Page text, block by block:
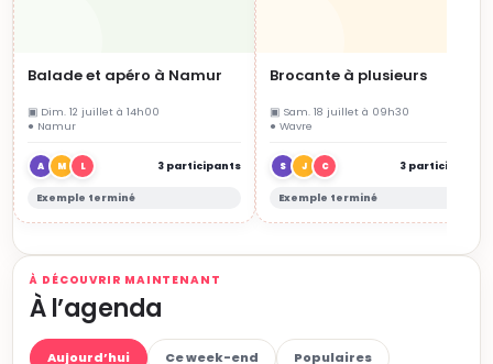
Balade et apéro à Namur
▣ Dim. 12 juillet à 14h00
● Namur
A M L 3 participants
Exemple terminé
Brocante à plusieurs
▣ Sam. 18 juillet à 09h30
● Wavre
S J C 3 participants
Exemple terminé
À DÉCOUVRIR MAINTENANT
À l’agenda
Aujourd’hui Ce week-end Populaires